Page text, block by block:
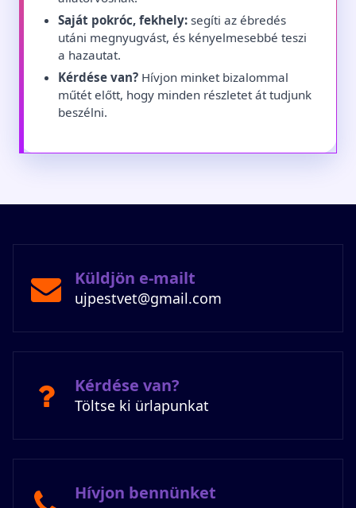
Saját pokróc, fekhely: segíti az ébredés
utáni megnyugvást, és kényelmesebbé teszi
a hazautat.
Kérdése van? Hívjon minket bizalommal
műtét előtt, hogy minden részletet át tudjunk
beszélni.
Küldjön e-mailt
ujpestvet@gmail.com
Kérdése van?
Töltse ki ürlapunkat
Hívjon bennünket